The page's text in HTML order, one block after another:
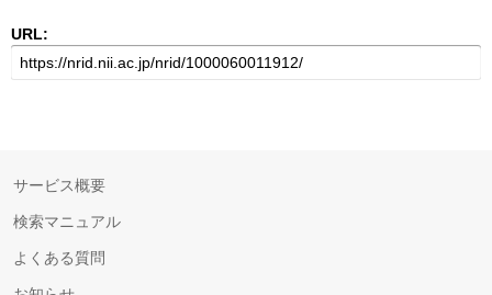
URL:
サービス概要
検索マニュアル
よくある質問